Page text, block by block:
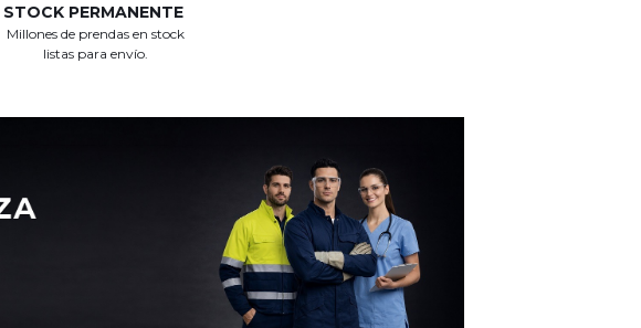
STOCK PERMANENTE
Millones de prendas en stock
listas para envío.